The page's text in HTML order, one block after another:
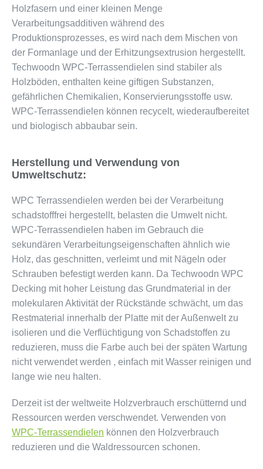
Holzfasern und einer kleinen Menge
Verarbeitungsadditiven während des
Produktionsprozesses, es wird nach dem Mischen von
der Formanlage und der Erhitzungsextrusion hergestellt.
Techwoodn WPC-Terrassendielen sind stabiler als
Holzböden, enthalten keine giftigen Substanzen,
gefährlichen Chemikalien, Konservierungsstoffe usw.
WPC-Terrassendielen können recycelt, wiederaufbereitet
und biologisch abbaubar sein.
Herstellung und Verwendung von
Umweltschutz:
WPC Terrassendielen werden bei der Verarbeitung
schadstofffrei hergestellt, belasten die Umwelt nicht.
WPC-Terrassendielen haben im Gebrauch die
sekundären Verarbeitungseigenschaften ähnlich wie
Holz, das geschnitten, verleimt und mit Nägeln oder
Schrauben befestigt werden kann. Da Techwoodn WPC
Decking mit hoher Leistung das Grundmaterial in der
molekularen Aktivität der Rückstände schwächt, um das
Restmaterial innerhalb der Platte mit der Außenwelt zu
isolieren und die Verflüchtigung von Schadstoffen zu
reduzieren, muss die Farbe auch bei der späten Wartung
nicht verwendet werden , einfach mit Wasser reinigen und
lange wie neu halten.
Derzeit ist der weltweite Holzverbrauch erschütternd und
Ressourcen werden verschwendet. Verwenden von
WPC-Terrassendielen können den Holzverbrauch
reduzieren und die Waldressourcen schonen.